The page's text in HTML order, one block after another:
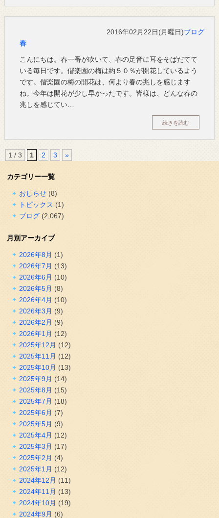
2016年02月22日(月曜日)ブログ
春
こんにちは。春一番が吹いて、春の足音に耳をそばだてて
いる毎日です。偕楽園の梅は約５０％が開花しているよう
です。偕楽園の梅の開花は、何より春の兆しを感じます
ね。今年は開花が少し早かったです。皆様は、どんな春の
兆しを感じてい…
続きを読む
1 / 3 1 2 3 »
カテゴリー一覧
おしらせ(8)
トピックス (1)
ブログ(2,067)
月別アーカイブ
2026年8月 (1)
2026年7月 (13)
2026年6月 (10)
2026年5月 (8)
2026年4月 (10)
2026年3月 (9)
2026年2月 (9)
2026年1月 (12)
2025年12月 (12)
2025年11月 (12)
2025年10月 (13)
2025年9月 (14)
2025年8月 (15)
2025年7月 (18)
2025年6月 (7)
2025年5月 (9)
2025年4月 (12)
2025年3月 (17)
2025年2月 (4)
2025年1月 (12)
2024年12月 (11)
2024年11月 (13)
2024年10月 (19)
2024年9月 (6)